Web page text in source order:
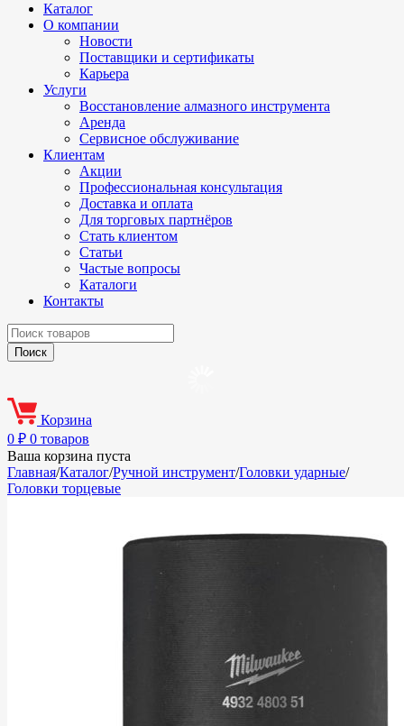
Каталог
О компании
Новости
Поставщики и сертификаты
Карьера
Услуги
Восстановление алмазного инструмента
Аренда
Сервисное обслуживание
Клиентам
Акции
Профессиональная консультация
Доставка и оплата
Для торговых партнёров
Стать клиентом
Статьи
Частые вопросы
Каталоги
Контакты
Корзина
0 ₽ 0 товаров
Ваша корзина пуста
Главная/Каталог/Ручной инструмент/Головки ударные/
Головки торцевые